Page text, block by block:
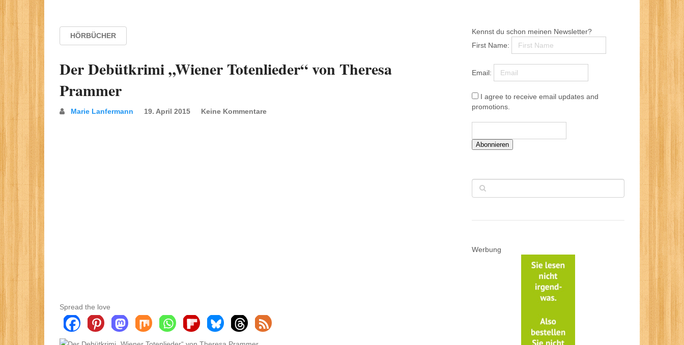
HÖRBÜCHER
Der Debütkrimi „Wiener Totenlieder“ von Theresa
Prammer
Marie Lanfermann 19. April 2015 Keine Kommentare
Spread the love
Kennst du schon meinen Newsletter?
First Name:
Email:
I agree to receive email updates and
promotions.
Abonnieren
Werbung